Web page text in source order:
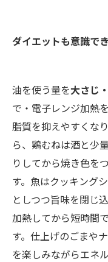
ダイエットも意識で
油を使う量を大さじ
で・電子レンジ加熱
脂質を抑えやすくな
ら、鶏むねは酒と少
りしてから焼き色を
す。魚はクッキング
としつつ旨味を閉じ
加熱してから短時間
す。仕上げのごまや
を楽しみながらエネ